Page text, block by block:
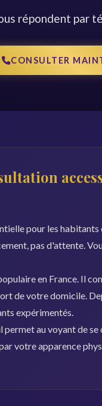
répondent par
CONSULTER
pour les habitants
pas d'attente.
en France. Il
de votre domicile.
expérimentés.
permet au voyant de
votre apparence